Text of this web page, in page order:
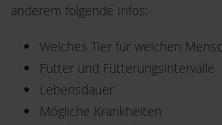
anderem folgende Infos:
Welches Tier für welchen
Futter und Fütterungsintervalle
Lebensdauer
Mögliche Krankheiten